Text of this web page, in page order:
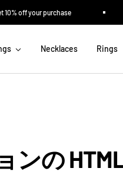
off your purchase
Necklaces Rings
ンの